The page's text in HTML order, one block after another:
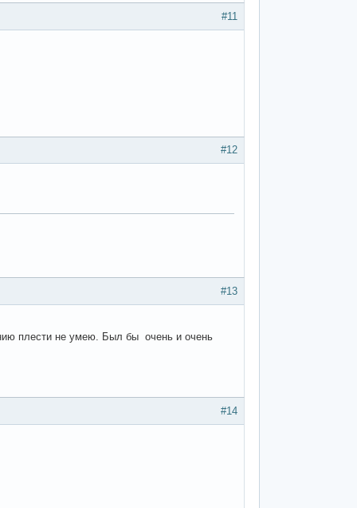
#11
#12
#13
плести не умею. Был бы очень и очень
#14